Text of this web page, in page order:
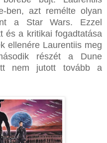
ben, azt remélte olyan
a Star Wars. Ezzel
és a kritikai fogadtatása
ellenére Laurentiis meg
részét a Dune
nem jutott tovább a